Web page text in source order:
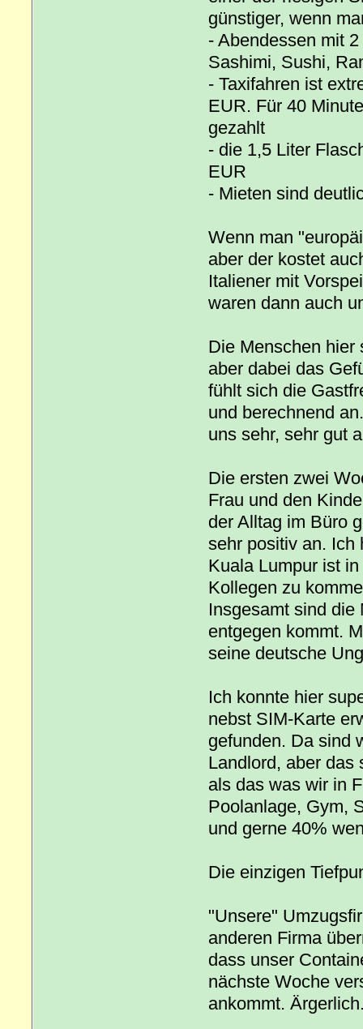
günstiger, wenn
- Abendessen mit
Sashimi, Sushi,
- Taxifahren ist
EUR. Für 40
gezahlt
- die 1,5 Liter
EUR
- Mieten sind
Wenn man
aber der kostet
Italiener mit
waren dann auch
Die Menschen hier
aber dabei das
fühlt sich die
und berechnend
uns sehr, sehr gut
Die ersten zwei
Frau und den
der Alltag im Büro
sehr positiv an. Ich
Kuala Lumpur ist
Kollegen zu
Insgesamt sind die
entgegen kommt.
seine deutsche
Ich konnte hier
nebst SIM-Karte
gefunden. Da sind
Landlord, aber das
als das was wir in
Poolanlage, Gym,
und gerne 40%
Die einzigen
"Unsere"
anderen Firma
dass unser
nächste Woche
ankommt.